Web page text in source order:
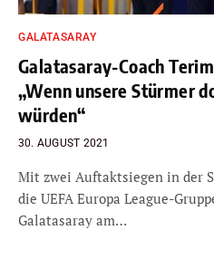
GALATASARAY
Galatasaray-Coach
„Wenn unsere Stürmer
würden“
30. AUGUST 2021
Mit zwei Auftaktsiegen in der
die UEFA Europa League-
Galatasaray am…